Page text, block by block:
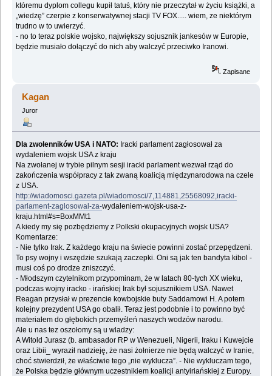
‎któremu dyplom collegu kupił tatuś, który nie przeczytał w życiu książki, a
„wiedzę” czerpie z ‎konserwatywnej stacji TV FOX..... wiem, ze niektórym
trudno w to uwierzyć.‎
‎- no to teraz polskie wojsko, największy sojusznik jankesów w Europie,
będzie musiało ‎dołączyć do nich aby walczyć przeciwko Iranowi.‎
Zapisane
Kagan
Juror
Dla zwolenników USA i NATO: Iracki parlament zagłosował za
wydaleniem wojsk USA z kraju
Na zwołanej w trybie pilnym sesji iracki parlament wezwał rząd do
zakończenia współpracy z ‎tak zwaną koalicją międzynarodowa na czele
z USA.‎
http://wiadomosci.gazeta.pl/wiadomosci/7,114881,25568092,iracki-
parlament-zaglosowal-za-‎wydaleniem-wojsk-usa-z-
kraju.html#s=BoxMMt1‎
A kiedy my się pozbędziemy z Polkski okupacyjnych wojsk USA?‎
Komentarze:‎
‎- Nie tylko Irak. Z każdego kraju na świecie powinni zostać przepędzeni.
To psy wojny i ‎wszędzie szukają zaczepki. Oni są jak ten bandyta kibol -
musi coś po drodze zniszczyć.‎
‎- Młodszym czytelnikom przypominam, że w latach 80-tych XX wieku,
podczas wojny iracko - ‎irańskiej Irak był sojusznikiem USA. Nawet
Reagan przysłał w prezencie kowbojskie buty ‎Saddamowi H. A potem
kolejny prezydent USA go obalił. Teraz jest podobnie i to powinno być
‎materiałem do głębokich przemyśleń naszych wodzów narodu.‎
Ale u nas tez oszołomy są u wladzy:‎
A Witold Jurasz (b. ambasador RP w Wenezueli, Nigerii, Iraku i Kuwejcie
oraz Libii_ wyraził ‎nadzieję, że nasi żołnierze nie będą walczyć w Iranie,
choć stwierdził, że właściwie tego „nie ‎wyklucza”. - Nie wykluczam tego,
że Polska będzie głównym uczestnikiem koalicji ‎antyiriańskiej z Europy. ‎